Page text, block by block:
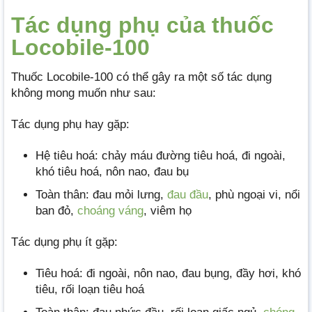
Tác dụng phụ của thuốc
Locobile-100
Thuốc Locobile-100 có thể gây ra một số tác dụng
không mong muốn như sau:
Tác dụng phụ hay gặp:
Hệ tiêu hoá: chảy máu đường tiêu hoá, đi ngoài,
khó tiêu hoá, nôn nao, đau bụ
Toàn thân: đau mỏi lưng, đau đầu, phù ngoại vi, nổi
ban đỏ, choáng váng, viêm họ
Tác dụng phụ ít gặp:
Tiêu hoá: đi ngoài, nôn nao, đau bụng, đầy hơi, khó
tiêu, rối loạn tiêu hoá